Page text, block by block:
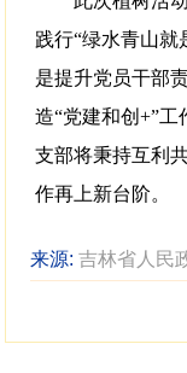
践行“绿水青山就
是提升党员干部
造“党建和创+”
支部将秉持互利
作再上新台阶。
来源:吉林省人民